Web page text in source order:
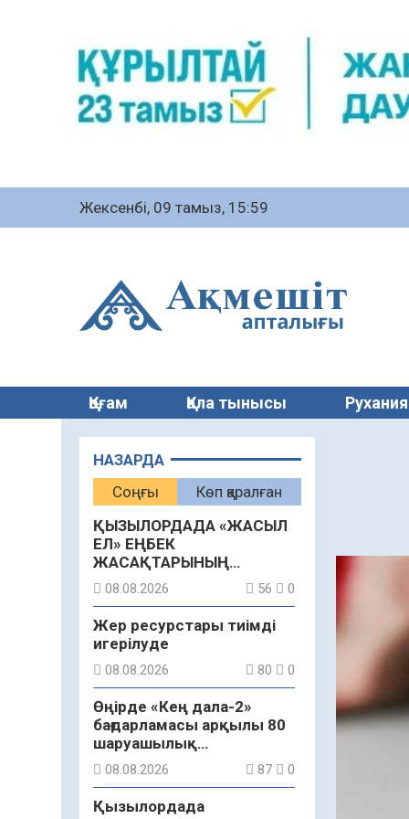
Жексенбі, 09 тамыз, 15:59
Қоғам Қала тынысы
НАЗАРДА
Соңғы
Көп қаралған
ҚЫЗЫЛОРДАДА «ЖАСЫЛ
ЕЛ» ЕҢБЕК
ЖАСАҚТАРЫНЫҢ
ҚАТЫСУЫМЕН
ЭКОЛОГИЯЛЫҚ СЕНБІЛІК
ӨТТІ
08.08.2026 56 0
Жер ресурстары тиімді
игерілуде
08.08.2026 80 0
Өңірде «Кең дала-2»
бағдарламасы арқылы 80
шаруашылық
қаржыландырылды
08.08.2026 87 0
Қызылордада